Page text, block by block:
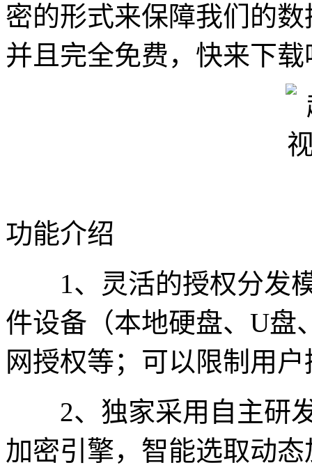
密的形式来保障我们的
并且完全免费，快来下载
功能介绍
1、灵活的授权分发
件设备（本地硬盘、U盘
网授权等；可以限制用
2、独家采用自主研发
加密引擎，智能选取动